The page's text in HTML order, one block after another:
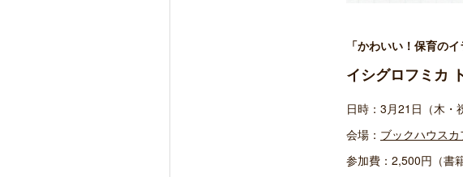
「かわいい！保育の
イシグロフミカ
日時：3月21日（木・
会場： ブックハウス
参加費：2,500円（書